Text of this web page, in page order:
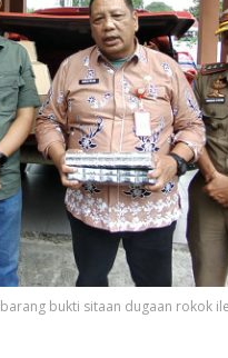
bukti sitaan dugaan rokok